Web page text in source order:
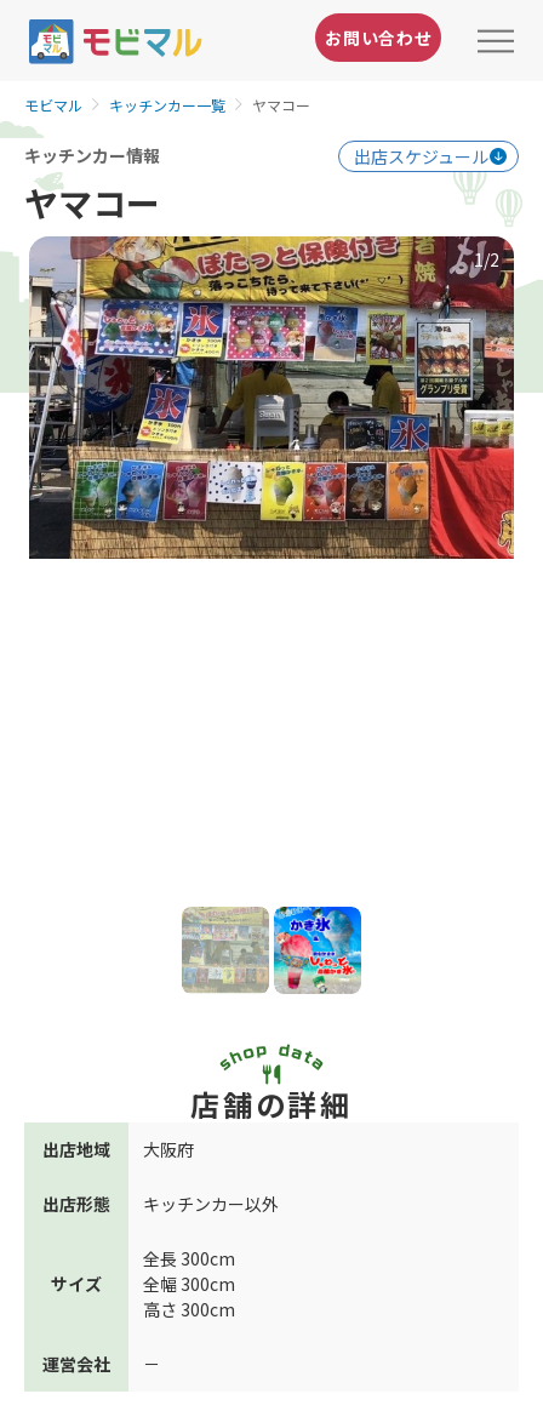
お問い合わせ
モビマル キッチンカー一覧 ヤマコー
キッチンカー情報 出店スケジュール
ヤマコー
1/2
店舗の詳細
出店地域 大阪府
出店形態 キッチンカー以外
サイズ
全長 300cm
全幅 300cm
高さ 300cm
運営会社 －